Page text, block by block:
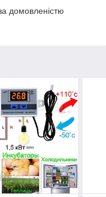
домовленістю